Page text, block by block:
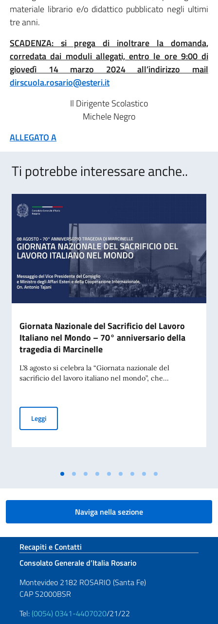
materiale librario e/o didattico pubblicato negli ultimi
tre anni.
SCADENZA: si prega di inoltrare la domanda,
corredata dai moduli allegati, entro le ore 9:00 di
giovedì 14 marzo 2024 all’indirizzo mail
dirscuola.rosario@esteri.it
Il Dirigente Scolastico
Michele Negro
ALLEGATO A
Ti potrebbe interessare anche..
Giornata Nazionale del Sacrificio del Lavoro
Italiano nel Mondo – 70° anniversario della
tragedia di Marcinelle
L’8 agosto si celebra la “Giornata nazionale del
sacrificio del lavoro italiano nel mondo”, che...
LeggiGiornata Nazionale del Sacrificio del Lavoro Italiano nel
Naviga nella sezione
Sezione footer
Recapiti e Contatti
Consolato Generale d’Italia Rosario
Montevideo 2182 ROSARIO (Santa Fe)
CAP S2000BSR
Tel: (0054) 0341-4407020/21/22